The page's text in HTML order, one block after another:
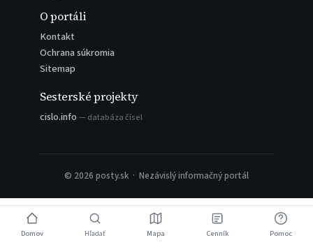
O portáli
Kontakt
Ochrana súkromia
Sitemap
Sesterské projekty
cislo.info — databáza čísel
© 2026 posty.sk · Nezávislý informačný portál
Domov Hľadať Mapa Cenník Pomoc